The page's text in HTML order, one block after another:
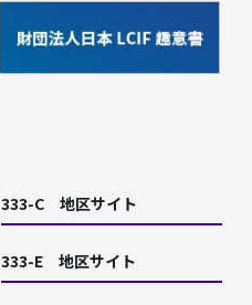
333-C 地区サイト
333-E 地区サイト